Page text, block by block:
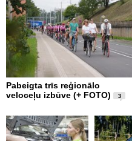
Pabeigta trīs reģionālo
veloceļu izbūve (+ FOTO)
3